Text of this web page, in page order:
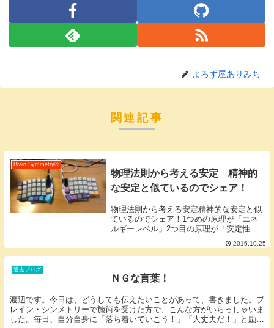
よろず屋ありみち
関連記事
Brain Symmetry®️
物理法則から考える安定 精神的
な安定と似ているのでシェア！
物理法則から考える安定精神的な安定と似
ているのでシェア！1つめの原理が「エネ
ルギーレベル」2つ目の原理が「安定性」
すべての物質にはエネルギーがありエネル
ギーの高い（エネルギー量が多い）エネル
ギーの低い（エネルギー量が少ない）状態
2016.10.25
過去ブログ
ＮＧな言葉！
渡辺です。今日は、どうしても伝えたいことがあって、書きました。ブ
レイン・シンメトリーで施術を受けた方で、こんな方がいらっしゃいま
した。毎日、自分自身に「落ち着いていこう！」「大丈夫だ！」と励ま